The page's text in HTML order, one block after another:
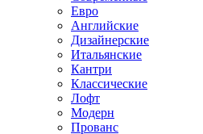
Евро
Английские
Дизайнерские
Итальянские
Кантри
Классические
Лофт
Модерн
Прованс